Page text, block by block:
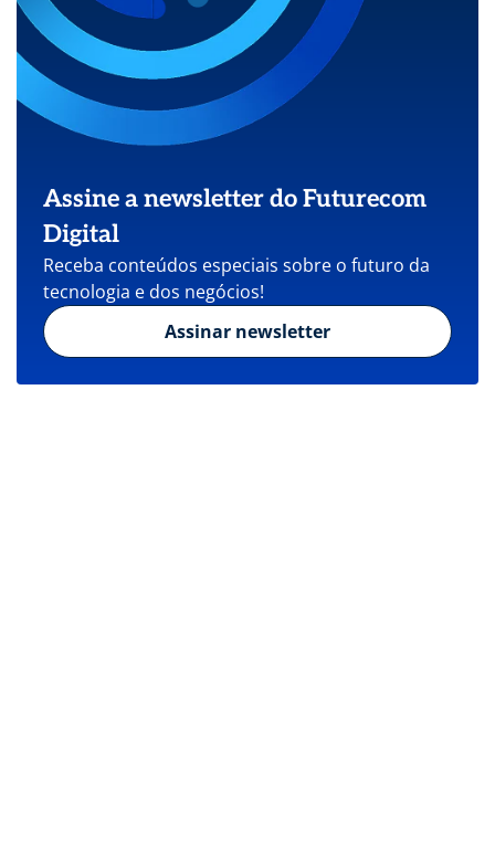
Assine a newsletter do Futurecom
Digital
Receba conteúdos especiais sobre o futuro da
tecnologia e dos negócios!
Assinar newsletter